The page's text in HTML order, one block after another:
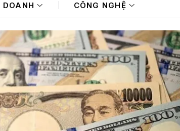
55,6%
DOANH CÔNG NGHỆ